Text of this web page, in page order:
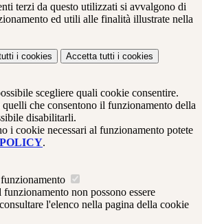
terzi da questo utilizzati si avvalgono di
ed utili alle finalità illustrate nella
i cookies Accetta tutti i cookies
scegliere quali cookie consentire.
che consentono il funzionamento della
disabilitarli.
i cookie necessari al funzionamento potete
.
non possono essere
l'elenco nella pagina della cookie